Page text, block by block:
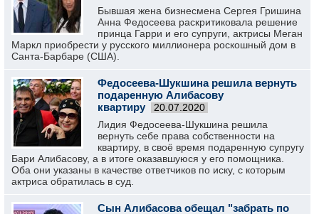
Бывшая жена бизнесмена Сергея Гришина
Анна Федосеева раскритиковала решение
принца Гарри и его супруги, актрисы Меган
Маркл приобрести у русского миллионера роскошный дом в
Санта-Барбаре (США).
Федосеева-Шукшина решила вернуть
подаренную Алибасову
квартиру
20.07.2020
Лидия Федосеева-Шукшина решила
вернуть себе права собственности на
квартиру, в своё время подаренную супругу
Бари Алибасову, а в итоге оказавшуюся у его помощника.
Оба они указаны в качестве ответчиков по иску, с которым
актриса обратилась в суд.
Сын Алибасова обещал "забрать по